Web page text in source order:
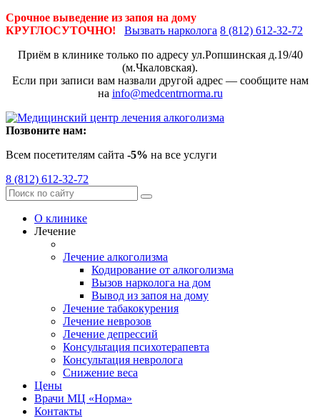
Срочное выведение из запоя на дому
КРУГЛОСУТОЧНО!
Вызвать нарколога 8 (812) 612-32-72
Приём в клинике только по адресу ул.Ропшинская д.19/40
(м.Чкаловская).
Если при записи вам назвали другой адрес — сообщите нам
на info@medcentrnorma.ru
Позвоните нам:
Всем посетителям сайта -5% на все услуги
8 (812) 612-32-72
О клинике
Лечение
Лечение алкоголизма
Кодирование от алкоголизма
Вызов нарколога на дом
Вывод из запоя на дому
Лечение табакокурения
Лечение неврозов
Лечение депрессий
Консультация психотерапевта
Консультация невролога
Снижение веса
Цены
Врачи МЦ «Норма»
Контакты